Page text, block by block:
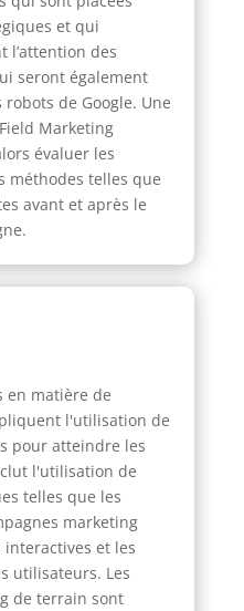
et qui
l’attention des
seront également
de Google. Une
Marketing
évaluer les
méthodes telles que
avant et après le
en matière de
l'utilisation de
pour atteindre les
l'utilisation de
telles que les
marketing
interactives et les
utilisateurs. Les
de terrain sont